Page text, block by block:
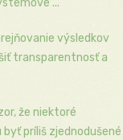
...
výsledkov
transparentnosť a
že niektoré
príliš zjednodušené